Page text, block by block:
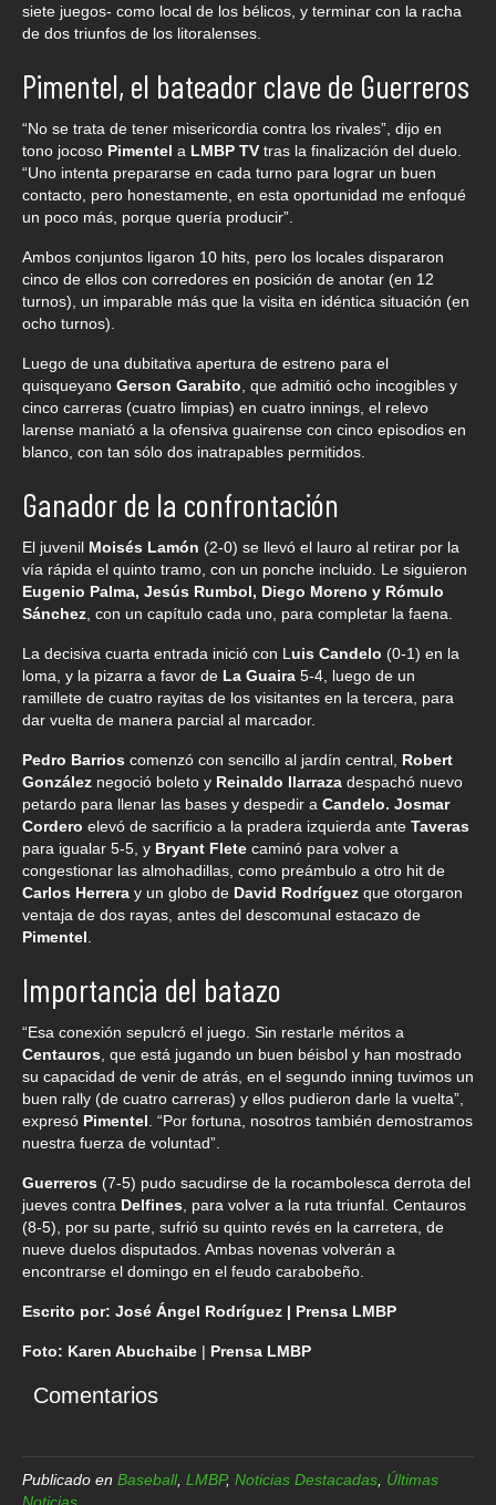
siete juegos- como local de los bélicos, y terminar con la racha
de dos triunfos de los litoralenses.
Pimentel, el bateador clave de Guerreros
“No se trata de tener misericordia contra los rivales”, dijo en
tono jocoso Pimentel a LMBP TV tras la finalización del duelo.
“Uno intenta prepararse en cada turno para lograr un buen
contacto, pero honestamente, en esta oportunidad me enfoqué
un poco más, porque quería producir”.
Ambos conjuntos ligaron 10 hits, pero los locales dispararon
cinco de ellos con corredores en posición de anotar (en 12
turnos), un imparable más que la visita en idéntica situación (en
ocho turnos).
Luego de una dubitativa apertura de estreno para el
quisqueyano Gerson Garabito , que admitió ocho incogibles y
cinco carreras (cuatro limpias) en cuatro innings, el relevo
larense maniató a la ofensiva guairense con cinco episodios en
blanco, con tan sólo dos inatrapables permitidos.
Ganador de la confrontación
El juvenil Moisés Lamón (2-0) se llevó el lauro al retirar por la
vía rápida el quinto tramo, con un ponche incluido. Le siguieron
Eugenio Palma, Jesús Rumbol, Diego Moreno y Rómulo
Sánchez , con un capítulo cada uno, para completar la faena.
La decisiva cuarta entrada inició con L uis Candelo (0-1) en la
loma, y la pizarra a favor de La Guaira 5-4, luego de un
ramillete de cuatro rayitas de los visitantes en la tercera, para
dar vuelta de manera parcial al marcador.
Pedro Barrios comenzó con sencillo al jardín central, Robert
González negoció boleto y Reinaldo Ilarraza despachó nuevo
petardo para llenar las bases y despedir a Candelo. Josmar
Cordero elevó de sacrificio a la pradera izquierda ante Taveras
para igualar 5-5, y Bryant Flete caminó para volver a
congestionar las almohadillas, como preámbulo a otro hit de
Carlos Herrera y un globo de David Rodríguez que otorgaron
ventaja de dos rayas, antes del descomunal estacazo de
Pimentel
Importancia del batazo
“Esa conexión sepulcró el juego. Sin restarle méritos a
Centauros , que está jugando un buen béisbol y han mostrado
su capacidad de venir de atrás, en el segundo inning tuvimos un
buen rally (de cuatro carreras) y ellos pudieron darle la vuelta”,
expresó Pimentel . “Por fortuna, nosotros también demostramos
nuestra fuerza de voluntad”.
Guerreros (7-5) pudo sacudirse de la rocambolesca derrota del
jueves contra Delfines , para volver a la ruta triunfal. Centauros
(8-5), por su parte, sufrió su quinto revés en la carretera, de
nueve duelos disputados. Ambas novenas volverán a
encontrarse el domingo en el feudo carabobeño.
Escrito por: José Ángel Rodríguez | Prensa LMBP
Foto: Karen Abuchaibe | Prensa LMBP
Comentarios
Publicado en Baseball, LMBP, Noticias Destacadas Últimas
Noticias